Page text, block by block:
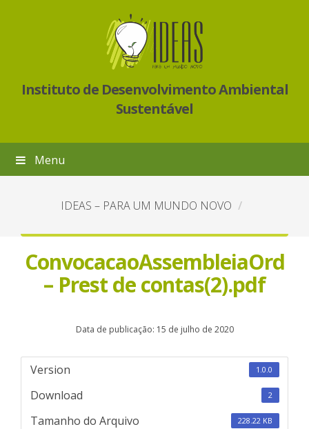
Instituto de Desenvolvimento Ambiental
Sustentável
Menu
IDEAS – PARA UM MUNDO NOVO
ConvocacaoAssembleiaOrd
– Prest de contas(2).pdf
Data de publicação: 15 de julho de 2020
Version 1.0.0
Download 2
Tamanho do Arquivo 228.22 KB